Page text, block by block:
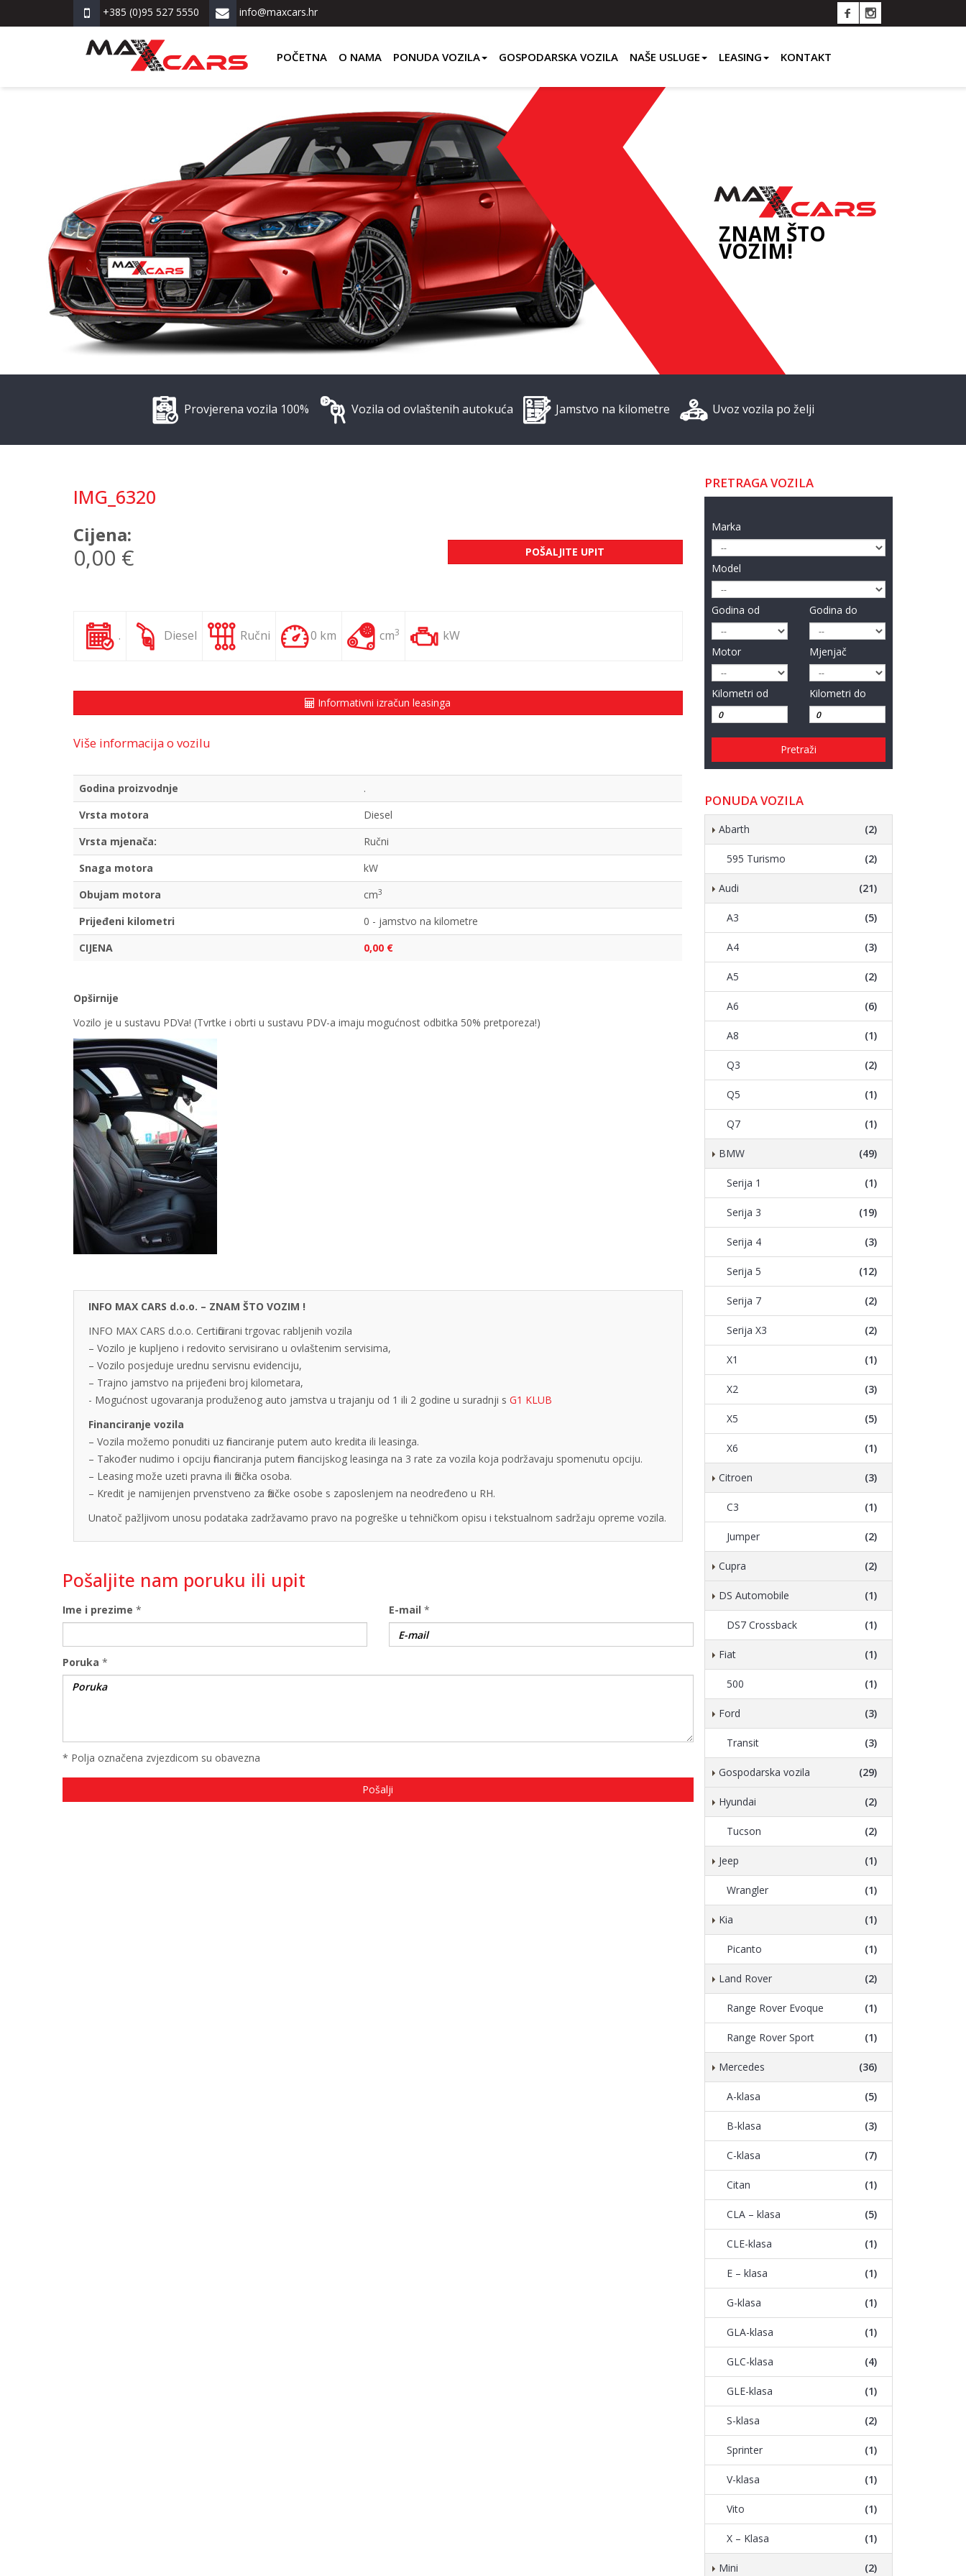
+385 (0)95 527 5550 info@maxcars.hr
POČETNA O NAMA PONUDA VOZILA GOSPODARSKA VOZILA NAŠE USLUGE LEASING KONTAKT
ZNAM ŠTO
VOZIM!
Provjerena vozila 100% Vozila od ovlaštenih autokuća Jamstvo na kilometre Uvoz vozila po želji
IMG_6320
Cijena:
0,00 € POŠALJITE UPIT
. Diesel Ručni 0 km cm3 kW
Informativni izračun leasinga
Više informacija o vozilu
Godina proizvodnje
.
Vrsta motora
Diesel
Vrsta mjenača:
Ručni
Snaga motora
kW
Obujam motora
cm3
Prijeđeni kilometri
0 - jamstvo na kilometre
CIJENA
0,00 €
Opširnije
Vozilo je u sustavu PDVa! (Tvrtke i obrti u sustavu PDV-a imaju mogućnost odbitka 50% pretporeza!)
INFO MAX CARS d.o.o. – ZNAM ŠTO VOZIM !
INFO MAX CARS d.o.o. Certificirani trgovac rabljenih vozila
– Vozilo je kupljeno i redovito servisirano u ovlaštenim servisima,
– Vozilo posjeduje urednu servisnu evidenciju,
– Trajno jamstvo na prijeđeni broj kilometara,
- Mogućnost ugovaranja produženog auto jamstva u trajanju od 1 ili 2 godine u suradnji s G1 KLUB
Financiranje vozila
– Vozila možemo ponuditi uz financiranje putem auto kredita ili leasinga.
– Također nudimo i opciju financiranja putem financijskog leasinga na 3 rate za vozila koja podržavaju spomenutu opciju.
– Leasing može uzeti pravna ili fizička osoba.
– Kredit je namijenjen prvenstveno za fizičke osobe s zaposlenjem na neodređeno u RH.
Unatoč pažljivom unosu podataka zadržavamo pravo na pogreške u tehničkom opisu i tekstualnom sadržaju opreme vozila.
Pošaljite nam poruku ili upit
Ime i prezime * E-mail *
Poruka *
* Polja označena zvjezdicom su obavezna
PRETRAGA VOZILA
Marka
Model
Godina od Godina do
Motor Mjenjač
Kilometri od Kilometri do
Pretraži
PONUDA VOZILA
Abarth (2)
595 Turismo (2)
Audi (21)
A3 (5)
A4 (3)
A5 (2)
A6 (6)
A8 (1)
Q3 (2)
Q5 (1)
Q7 (1)
BMW (49)
Serija 1 (1)
Serija 3 (19)
Serija 4 (3)
Serija 5 (12)
Serija 7 (2)
Serija X3 (2)
X1 (1)
X2 (3)
X5 (5)
X6 (1)
Citroen (3)
C3 (1)
Jumper (2)
Cupra (2)
DS Automobile (1)
DS7 Crossback (1)
Fiat (1)
500 (1)
Ford (3)
Transit (3)
Gospodarska vozila (29)
Hyundai (2)
Tucson (2)
Jeep (1)
Wrangler (1)
Kia (1)
Picanto (1)
Land Rover (2)
Range Rover Evoque (1)
Range Rover Sport (1)
Mercedes (36)
A-klasa (5)
B-klasa (3)
C-klasa (7)
Citan (1)
CLA – klasa (5)
CLE-klasa (1)
E – klasa (1)
G-klasa (1)
GLA-klasa (1)
GLC-klasa (4)
GLE-klasa (1)
S-klasa (2)
Sprinter (1)
V-klasa (1)
Vito (1)
X – Klasa (1)
Mini (2)